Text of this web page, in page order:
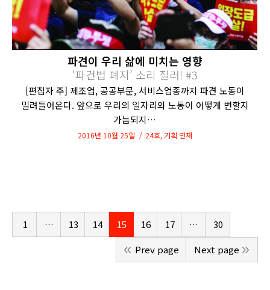
파견이 우리 삶에 미치는 영향
‘파견법 폐지’ 소리 질러! #3
[편집자 주] 제조업, 공공부문, 서비스업종까지 파견 노동이
밀려들어온다. 앞으로 우리의 일자리와 노동이 어떻게 변할지
가늠되지…
2016년 10월 25일 24호,기획 연재
1 … 13 14 15 16 17 …
30
Prev page
Next page